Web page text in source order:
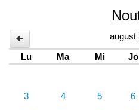
august
Lu
Ma Mi Jo
3 4 5 6